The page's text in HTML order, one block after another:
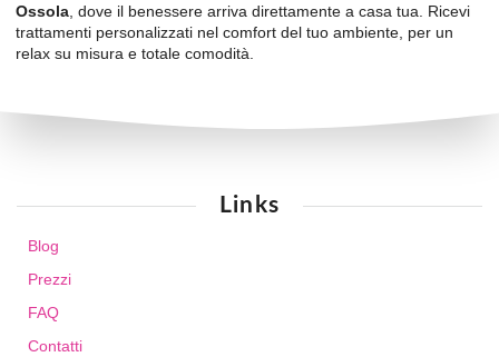
Ossola , dove il benessere arriva direttamente a casa tua. Ricevi
trattamenti personalizzati nel comfort del tuo ambiente, per un
relax su misura e totale comodità.
Links
Blog
Prezzi
FAQ
Contatti